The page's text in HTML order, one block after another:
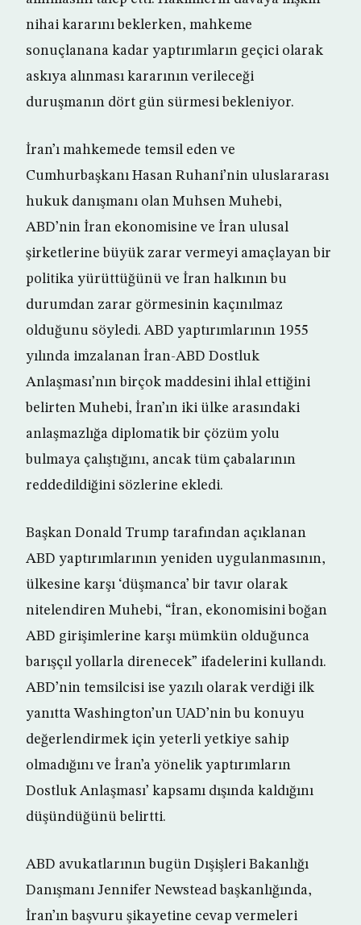
nihai kararını beklerken, mahkeme
sonuçlanana kadar yaptırımların geçici olarak
askıya alınması kararının verileceği
duruşmanın dört gün sürmesi bekleniyor.
İran’ı mahkemede temsil eden ve
Cumhurbaşkanı Hasan Ruhani’nin uluslararası
hukuk danışmanı olan Muhsen Muhebi,
ABD’nin İran ekonomisine ve İran ulusal
şirketlerine büyük zarar vermeyi amaçlayan bir
politika yürüttüğünü ve İran halkının bu
durumdan zarar görmesinin kaçınılmaz
olduğunu söyledi. ABD yaptırımlarının 1955
yılında imzalanan İran-ABD Dostluk
Anlaşması’nın birçok maddesini ihlal ettiğini
belirten Muhebi, İran’ın iki ülke arasındaki
anlaşmazlığa diplomatik bir çözüm yolu
bulmaya çalıştığını, ancak tüm çabalarının
reddedildiğini sözlerine ekledi.
Başkan Donald Trump tarafından açıklanan
ABD yaptırımlarının yeniden uygulanmasının,
ülkesine karşı ‘düşmanca’ bir tavır olarak
nitelendiren Muhebi, “İran, ekonomisini boğan
ABD girişimlerine karşı mümkün olduğunca
barışçıl yollarla direnecek” ifadelerini kullandı.
ABD’nin temsilcisi ise yazılı olarak verdiği ilk
yanıtta Washington’un UAD’nin bu konuyu
değerlendirmek için yeterli yetkiye sahip
olmadığını ve İran’a yönelik yaptırımların
Dostluk Anlaşması’ kapsamı dışında kaldığını
düşündüğünü belirtti.
ABD avukatlarının bugün Dışişleri Bakanlığı
Danışmanı Jennifer Newstead başkanlığında,
İran’ın başvuru şikayetine cevap vermeleri